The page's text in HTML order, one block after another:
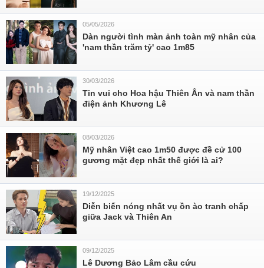
05/05/2026
Dàn người tình màn ảnh toàn mỹ nhân của
'nam thần trăm tỷ' cao 1m85
30/03/2026
Tin vui cho Hoa hậu Thiên Ân và nam thần
điện ảnh Khương Lê
08/03/2026
Mỹ nhân Việt cao 1m50 được đề cử 100
gương mặt đẹp nhất thế giới là ai?
19/12/2025
Diễn biến nóng nhất vụ ồn ào tranh chấp
giữa Jack và Thiên An
09/12/2025
Lê Dương Bảo Lâm cầu cứu